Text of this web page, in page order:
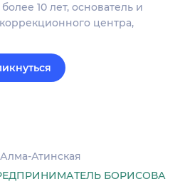
10 лет, основатель и
центра,
Алма-Атинская
БОРИСОВА